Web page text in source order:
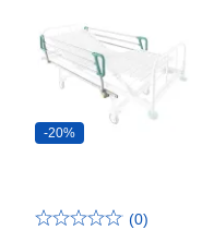
-20%
(0)